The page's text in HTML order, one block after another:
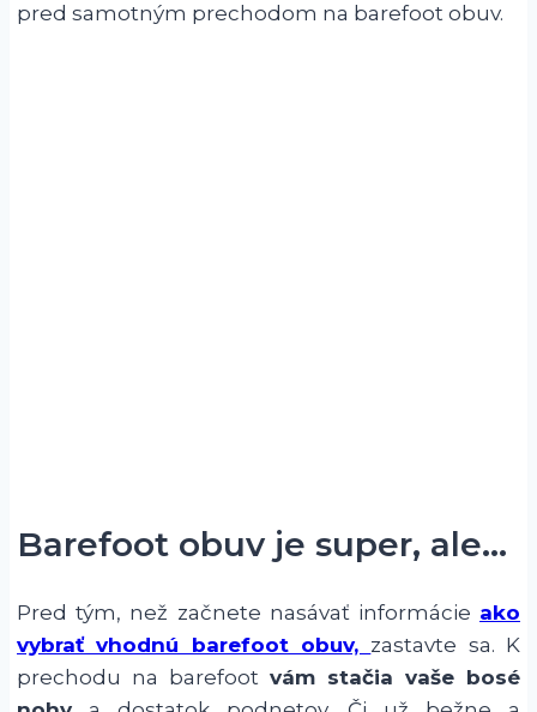
pred samotným prechodom na barefoot obuv.
Barefoot obuv je super, ale…
Pred tým, než začnete nasávať informácie ako
vybrať vhodnú barefoot obuv, zastavte sa. K
prechodu na barefoot vám stačia vaše bosé